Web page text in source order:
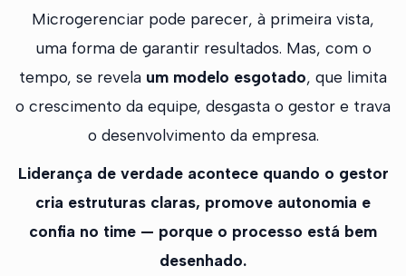
Microgerenciar pode parecer, à primeira vista,
uma forma de garantir resultados. Mas, com o
tempo, se revela um modelo esgotado, que limita
o crescimento da equipe, desgasta o gestor e trava
o desenvolvimento da empresa.
Liderança de verdade acontece quando o gestor
cria estruturas claras, promove autonomia e
confia no time — porque o processo está bem
desenhado.